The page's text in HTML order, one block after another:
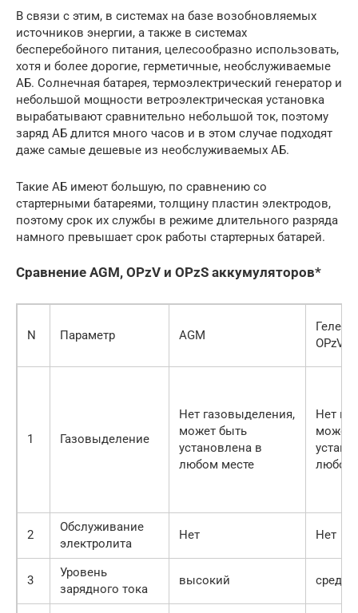
В связи с этим, в системах на базе возобновляемых
источников энергии, а также в системах
бесперебойного питания, целесообразно использовать,
хотя и более дорогие, герметичные, необслуживаемые
АБ. Солнечная батарея, термоэлектрический генератор и
небольшой мощности ветроэлектрическая установка
вырабатывают сравнительно небольшой ток, поэтому
заряд АБ длится много часов и в этом случае подходят
даже самые дешевые из необслуживаемых АБ.
Такие АБ имеют большую, по сравнению со
стартерными батареями, толщину пластин электродов,
поэтому срок их службы в режиме длительного разряда
намного превышает срок работы стартерных батарей.
Сравнение AGM, OPzV и OPzS аккумуляторов*
N Параметр AGM
OPzV
1 Газовыделение
Нет газовыделения,
может быть
установлена в
любом месте
Нет
может
любом
2
Обслуживание
электролита
Нет Нет
3
Уровень
зарядного тока
высокий